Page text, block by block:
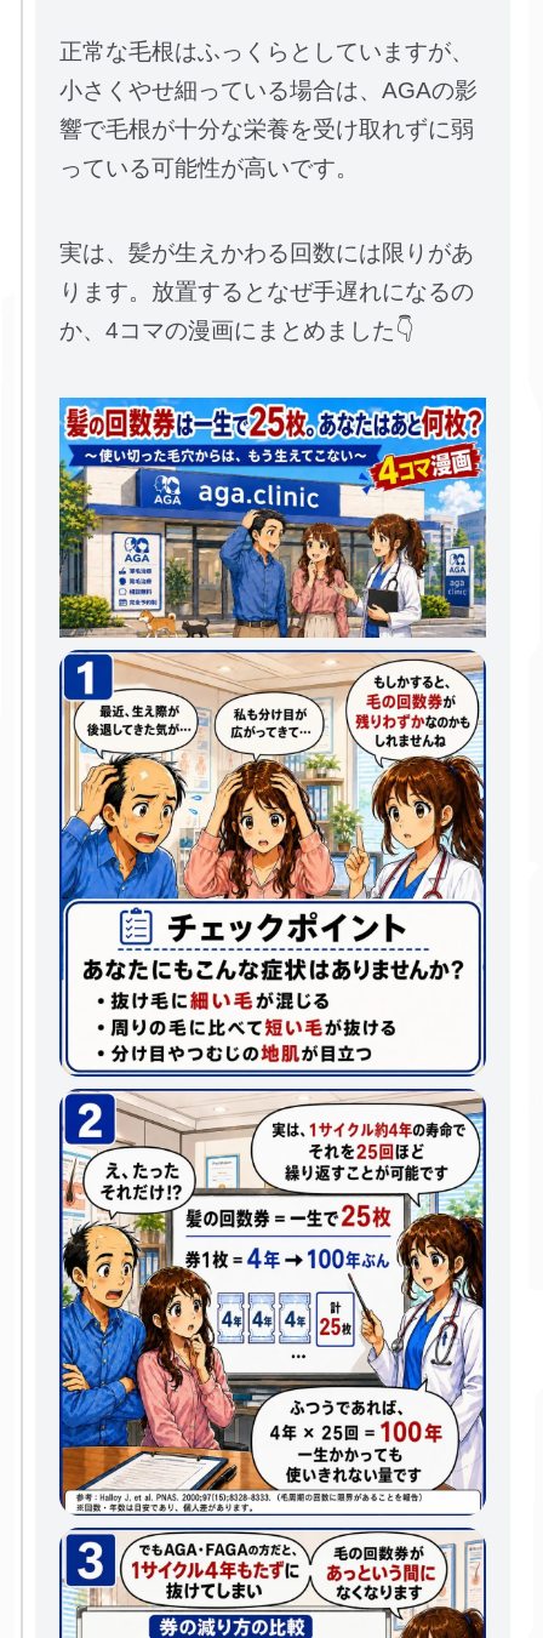
正常な毛根はふっくらとしていますが、
小さくやせ細っている場合は、AGAの影
響で毛根が十分な栄養を受け取れずに弱
っている可能性が高いです。
実は、髪が生えかわる回数には限りがあ
ります。放置するとなぜ手遅れになるの
か、4コマの漫画にまとめました👇